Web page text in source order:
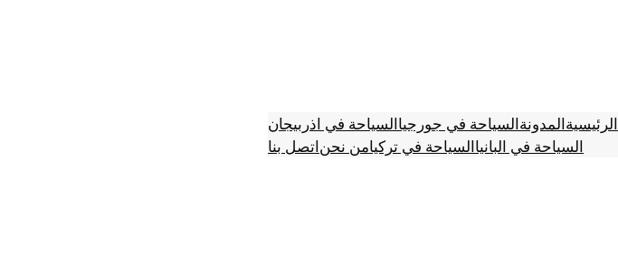
الرئيسيةالمدونةالسياحة في جورجياالسياحة في اذربيجان
السياحة في البانياالسياحة في تركيامن نحناتصل بنا